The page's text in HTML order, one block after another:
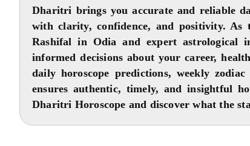
Dharitri brings you accurate and reliable
with clarity, confidence, and positivity.
Rashifal in Odia and expert astrological
informed decisions about your career,
daily horoscope predictions, weekly
ensures authentic, timely, and insightful
Dharitri Horoscope and discover what the